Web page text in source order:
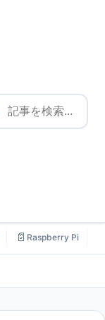
📄 Raspberry Pi